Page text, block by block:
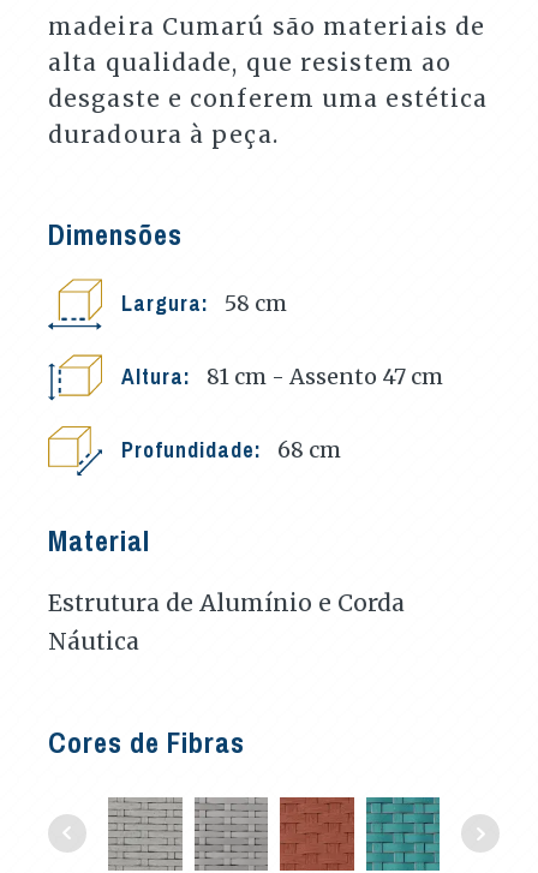
madeira Cumarú são materiais de
alta qualidade, que resistem ao
desgaste e conferem uma estética
duradoura à peça.
Dimensões
Largura: 58 cm
Altura: 81 cm - Assento 47 cm
Profundidade: 68 cm
Material
Estrutura de Alumínio e Corda
Náutica
Cores de Fibras